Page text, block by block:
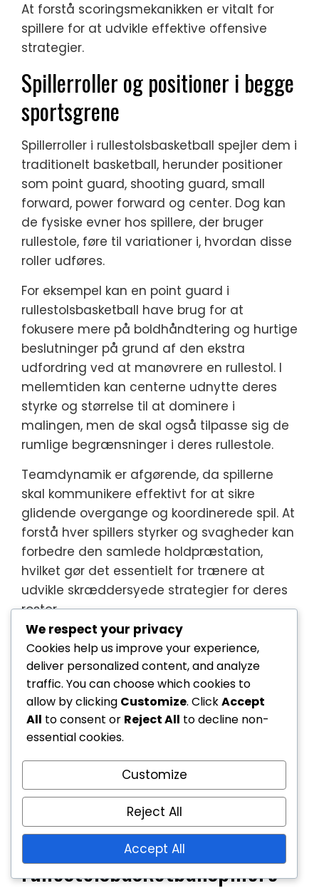
At forstå scoringsmekanikken er vitalt for
spillere for at udvikle effektive offensive
strategier.
Spillerroller og positioner i begge
sportsgrene
Spillerroller i rullestolsbasketball spejler dem i
traditionelt basketball, herunder positioner
som point guard, shooting guard, small
forward, power forward og center. Dog kan
de fysiske evner hos spillere, der bruger
rullestole, føre til variationer i, hvordan disse
roller udføres.
For eksempel kan en point guard i
rullestolsbasketball have brug for at
fokusere mere på boldhåndtering og hurtige
beslutninger på grund af den ekstra
udfordring ved at manøvrere en rullestol. I
mellemtiden kan centerne udnytte deres
styrke og størrelse til at dominere i
malingen, men de skal også tilpasse sig de
rumlige begrænsninger i deres rullestole.
Teamdynamik er afgørende, da spillerne
skal kommunikere effektivt for at sikre
glidende overgange og koordinerede spil. At
forstå hver spillers styrker og svagheder kan
forbedre den samlede holdpræstation,
hvilket gør det essentielt for trænere at
udvikle skræddersyede strategier for deres
roster.
Hvilke ressourcer er
tilgængelige for
rullestolsbasketballspillere
We respect your privacy
Cookies help us improve your experience,
deliver personalized content, and analyze
traffic. You can choose which cookies to
allow by clicking Customize. ClickAccept
All to consent or Reject All to decline non-
essential cookies.
Customize
Reject All
Accept All